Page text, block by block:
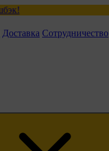
Доставка Сотрудничество